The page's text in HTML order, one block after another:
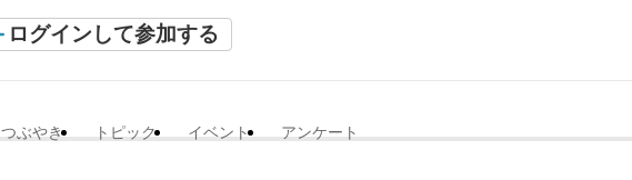
ログインして参加する
つぶやき トピック イベント アンケート